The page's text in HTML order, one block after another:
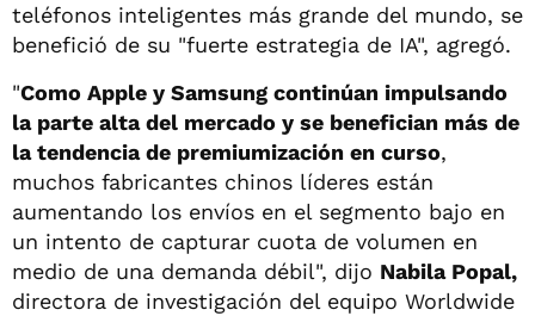
teléfonos inteligentes más grande del mundo, se
benefició de su "fuerte estrategia de IA", agregó.
"Como Apple y Samsung continúan impulsando
la parte alta del mercado y se benefician más de
la tendencia de premiumización en curso,
muchos fabricantes chinos líderes están
aumentando los envíos en el segmento bajo en
un intento de capturar cuota de volumen en
medio de una demanda débil", dijo Nabila Popal,
directora de investigación del equipo Worldwide